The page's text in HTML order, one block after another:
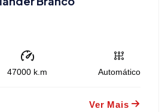
47000k.m Automático
Ver Mais